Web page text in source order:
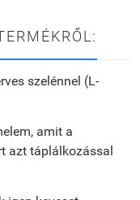
szelénnel (L-
amit a
azt táplálkozással